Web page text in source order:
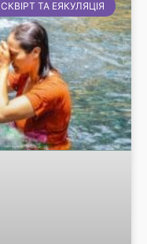
СКВІРТ ТА ЕЯКУЛЯЦІЯ